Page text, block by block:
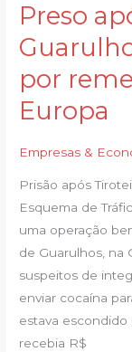
Preso
por
Europa
Empresas &
Prisão após
Esquema de
uma operação
de Guarulhos, na
suspeitos de
enviar cocaína
estava escondido
recebia R$
Preso
tiroteio
em
Guarulhos
recebia
R$
mil
por
remessa
de
cocaína
à
Europa